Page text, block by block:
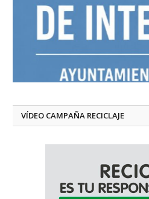
VÍDEO CAMPAÑA RECICLAJE